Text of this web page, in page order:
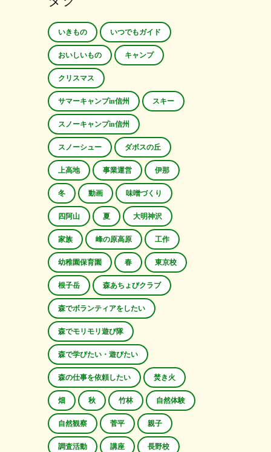
いきもの いつでもガイド
おいしいもの キャンプ
クリスマス
サマーキャンプin信州 スキー
スノーキャンプin信州
スノーシュー ダボスの丘
上高地 事業運営 伊那
冬 動画 味噌づくり
四阿山 夏 大明神沢
家族 峰の原高原 工作
幼稚園保育園 春 東京校
根子岳 森あちょびクラブ
森でボランティアをしたい
森でモリモリ遊び隊
森で学びたい・遊びたい
森の仕事を依頼したい 焚き火
畑 秋 竹林 自然体験
自然観察 菅平 親子
調査活動 講座 長野校